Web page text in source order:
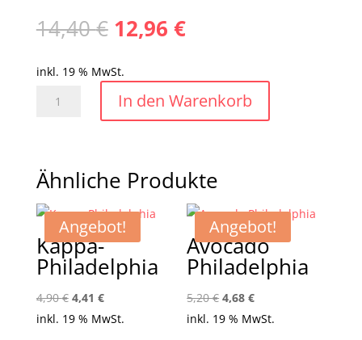
14,40€ Ursprünglicher
Preis
war:
14,40 €
12,96 €Aktueller
Preis
12,96 €.
inkl. 19 % MwSt.
In den Warenkorb
Ähnliche Produkte
Angebot!
Kappa-
Philadelphia
4,90€ Ursprünglicher
Preis
4,41 €Aktueller
Preis
inkl. 19 % MwSt.
Angebot!
Avocado
Philadelphia
5,20€ Ursprünglicher
Preis
4,68€Aktueller
Preis
inkl. 19 % MwSt.